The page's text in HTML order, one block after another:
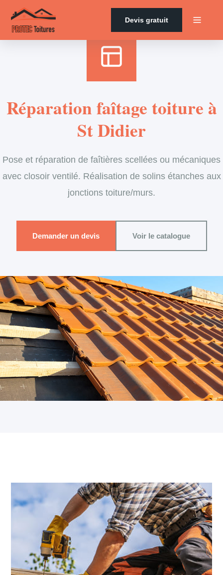
Devis gratuit
Réparation faîtage toiture à
St Didier
Pose et réparation de faîtières scellées ou mécaniques
avec closoir ventilé. Réalisation de solins étanches aux
jonctions toiture/murs.
Demander un devis Voir le catalogue